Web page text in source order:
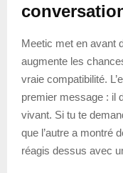
Meetic met en avant
augmente les
vraie compatibilité.
premier message : il
vivant. Si tu te
que l’autre a montré
réagis dessus avec